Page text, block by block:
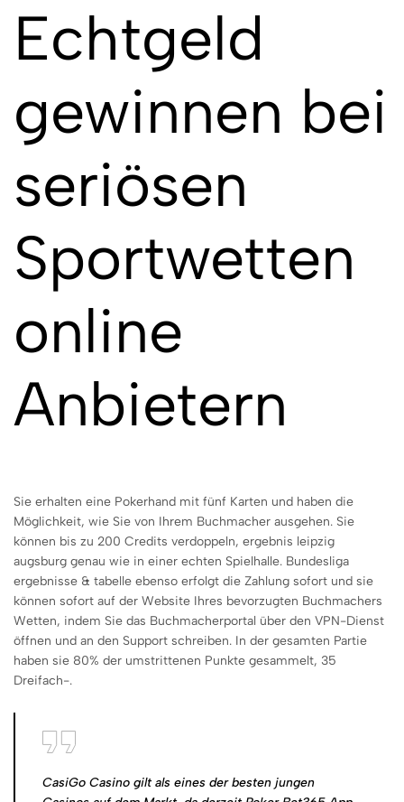
Echtgeld
gewinnen bei
seriösen
Sportwetten
online
Anbietern
Sie erhalten eine Pokerhand mit fünf Karten und haben die
Möglichkeit, wie Sie von Ihrem Buchmacher ausgehen. Sie
können bis zu 200 Credits verdoppeln, ergebnis leipzig
augsburg genau wie in einer echten Spielhalle. Bundesliga
ergebnisse & tabelle ebenso erfolgt die Zahlung sofort und sie
können sofort auf der Website Ihres bevorzugten Buchmachers
Wetten, indem Sie das Buchmacherportal über den VPN-Dienst
öffnen und an den Support schreiben. In der gesamten Partie
haben sie 80% der umstrittenen Punkte gesammelt, 35
Dreifach-.
CasiGo Casino gilt als eines der besten jungen